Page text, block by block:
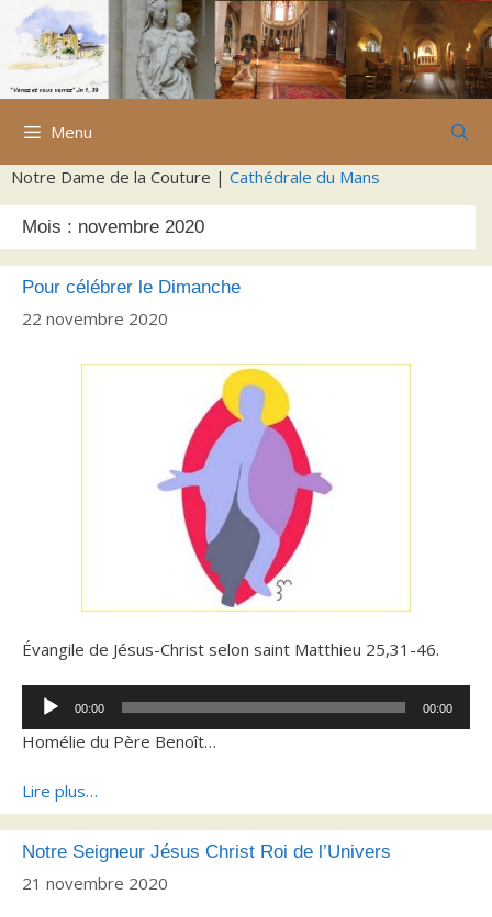
Aller
contenu
Menu
Notre Dame de la Couture | Cathédrale du Mans
Mois : novembre 2020
Pour célébrer le Dimanche
22 novembre 2020
Évangile de Jésus-Christ selon saint Matthieu 25,31-46.
Lecteur
audio
00:00 00:00
Homélie du Père Benoît…
Lire plus…
Notre Seigneur Jésus Christ Roi de l’Univers
21 novembre 2020